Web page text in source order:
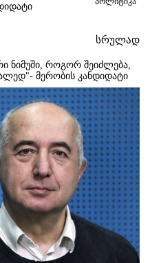
სრულად
ნიმუში, როგორ შეიძლება,
მერობის კანდიდატი